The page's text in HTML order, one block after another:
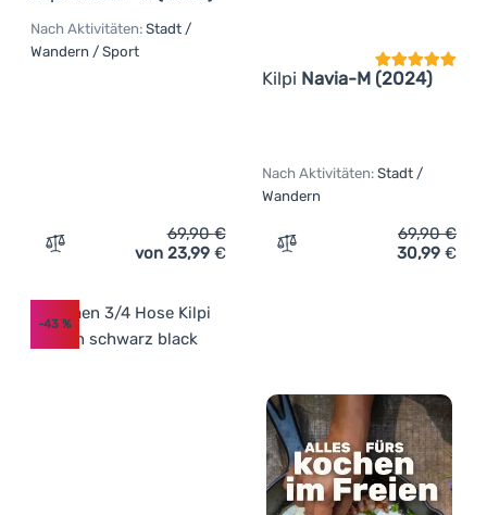
Nach Aktivitäten: Stadt /
Wandern / Sport
Zum Vergleich 'Damen 3/4 Hose Kilpi Meedin-W (2025)'
69,90€
von 23,99 €
Kilpi Navia-M (2024)
Nach Aktivitäten: Stadt /
Wandern
Zum Vergleich
69,90€
30,99 €
-43 %